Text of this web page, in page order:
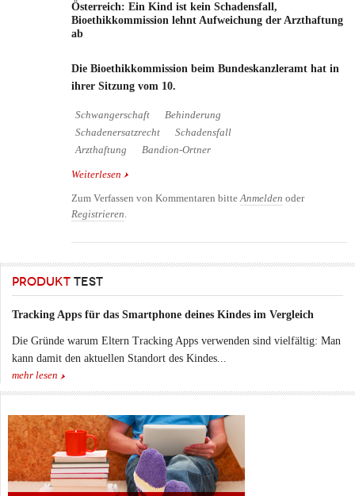
Österreich: Ein Kind ist kein Schadensfall,
Bioethikkommission lehnt Aufweichung der Arzthaftung
ab
Die Bioethikkommission beim Bundeskanzleramt hat in
ihrer Sitzung vom 10.
Schwangerschaft
Behinderung
Schadenersatzrecht
Schadensfall
Arzthaftung
Bandion-Ortner
Weiterlesen über Österreich: Ein Kind ist kein Schadensfall,
Zum Verfassen von Kommentaren bitteAnmelden oder
Registrieren.
PRODUKT TEST
Tracking Apps für das Smartphone deines Kindes im Vergleich
Die Gründe warum Eltern Tracking Apps verwenden sind vielfältig: Man
kann damit den aktuellen Standort des Kindes...
mehr lesen